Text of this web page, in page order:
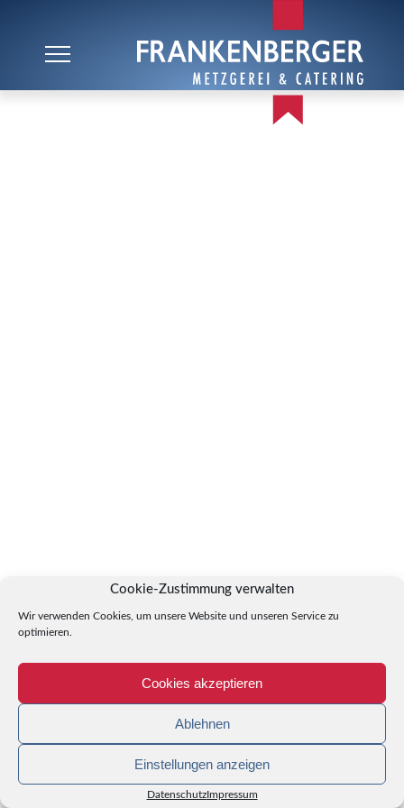
Cookie-Zustimmung verwalten
Wir verwenden Cookies, um unsere Website und unseren Service zu
optimieren.
Cookies akzeptieren
Ablehnen
Einstellungen anzeigen
DatenschutzImpressum